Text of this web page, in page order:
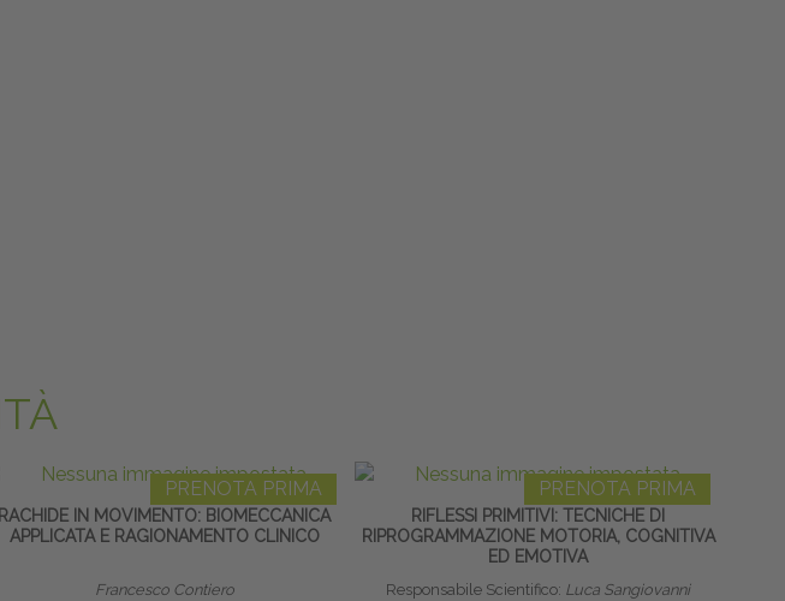
PRENOTA PRIMA
RACHIDE IN MOVIMENTO: BIOMECCANICA
APPLICATA E RAGIONAMENTO CLINICO
Francesco Contiero
PRENOTA PRIMA
RIFLESSI PRIMITIVI: TECNICHE DI
RIPROGRAMMAZIONE MOTORIA, COGNITIVA
ED EMOTIVA
Responsabile Scientifico: Luca Sangiovanni